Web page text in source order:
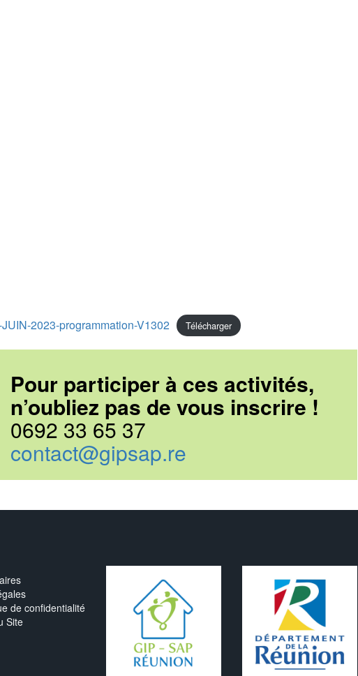
2023-programmation-V1302 Télécharger
Pour participer à ces activités,
n’oubliez pas de vous inscrire !
0692 33 65 37
contact@gipsap.re
de confidentialité
Site